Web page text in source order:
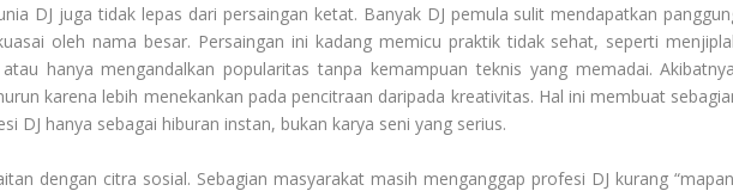
DJ juga tidak lepas dari persaingan ketat. Banyak DJ pemula sulit mendapatkan
oleh nama besar. Persaingan ini kadang memicu praktik tidak sehat, seperti
hanya mengandalkan popularitas tanpa kemampuan teknis yang memadai.
karena lebih menekankan pada pencitraan daripada kreativitas. Hal ini membuat
DJ hanya sebagai hiburan instan, bukan karya seni yang serius.
dengan citra sosial. Sebagian masyarakat masih menganggap profesi DJ kurang